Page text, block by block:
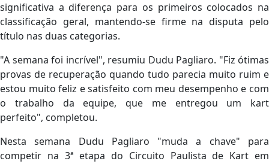
significativa a diferença para os primeiros colocados na
classificação geral, mantendo-se firme na disputa pelo
título nas duas categorias.
"A semana foi incrível", resumiu Dudu Pagliaro. "Fiz ótimas
provas de recuperação quando tudo parecia muito ruim e
estou muito feliz e satisfeito com meu desempenho e com
o trabalho da equipe, que me entregou um kart
perfeito", completou.
Nesta semana Dudu Pagliaro "muda a chave" para
competir na 3ª etapa do Circuito Paulista de Kart em